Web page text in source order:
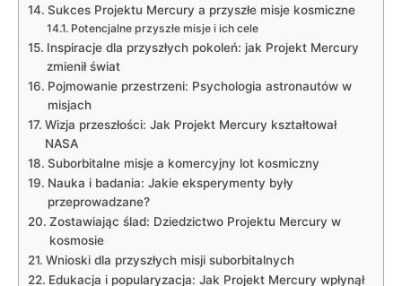
Sukces Projektu Mercury a przyszłe misje kosmiczne
Potencjalne przyszłe misje i ich cele
Inspiracje dla przyszłych pokoleń: jak Projekt Mercury
zmienił świat
Pojmowanie przestrzeni: Psychologia astronautów w
misjach
Wizja przeszłości: Jak Projekt Mercury kształtował
NASA
Suborbitalne misje a komercyjny lot kosmiczny
Nauka i badania: Jakie eksperymenty były
przeprowadzane?
Zostawiając ślad: Dziedzictwo Projektu Mercury w
kosmosie
Wnioski dla przyszłych misji suborbitalnych
Edukacja i popularyzacja: Jak Projekt Mercury wpłynął